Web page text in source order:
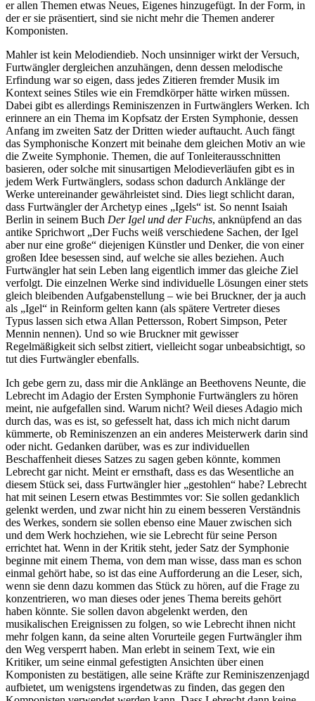
er allen Themen etwas Neues, Eigenes hinzugefügt. In der Form, in
der er sie präsentiert, sind sie nicht mehr die Themen anderer
Komponisten.
Mahler ist kein Melodiendieb. Noch unsinniger wirkt der Versuch,
Furtwängler dergleichen anzuhängen, denn dessen melodische
Erfindung war so eigen, dass jedes Zitieren fremder Musik im
Kontext seines Stiles wie ein Fremdkörper hätte wirken müssen.
Dabei gibt es allerdings Reminiszenzen in Furtwänglers Werken. Ich
erinnere an ein Thema im Kopfsatz der Ersten Symphonie, dessen
Anfang im zweiten Satz der Dritten wieder auftaucht. Auch fängt
das Symphonische Konzert mit beinahe dem gleichen Motiv an wie
die Zweite Symphonie. Themen, die auf Tonleiterausschnitten
basieren, oder solche mit sinusartigen Melodieverläufen gibt es in
jedem Werk Furtwänglers, sodass schon dadurch Anklänge der
Werke untereinander gewährleistet sind. Dies liegt schlicht daran,
dass Furtwängler der Archetyp eines „Igels“ ist. So nennt Isaiah
Berlin in seinem Buch Der Igel und der Fuchs, anknüpfend an das
antike Sprichwort „Der Fuchs weiß verschiedene Sachen, der Igel
aber nur eine große“ diejenigen Künstler und Denker, die von einer
großen Idee besessen sind, auf welche sie alles beziehen. Auch
Furtwängler hat sein Leben lang eigentlich immer das gleiche Ziel
verfolgt. Die einzelnen Werke sind individuelle Lösungen einer stets
gleich bleibenden Aufgabenstellung – wie bei Bruckner, der ja auch
als „Igel“ in Reinform gelten kann (als spätere Vertreter dieses
Typus lassen sich etwa Allan Pettersson, Robert Simpson, Peter
Mennin nennen). Und so wie Bruckner mit gewisser
Regelmäßigkeit sich selbst zitiert, vielleicht sogar unbeabsichtigt, so
tut dies Furtwängler ebenfalls.
Ich gebe gern zu, dass mir die Anklänge an Beethovens Neunte, die
Lebrecht im Adagio der Ersten Symphonie Furtwänglers zu hören
meint, nie aufgefallen sind. Warum nicht? Weil dieses Adagio mich
durch das, was es ist, so gefesselt hat, dass ich mich nicht darum
kümmerte, ob Reminiszenzen an ein anderes Meisterwerk darin sind
oder nicht. Gedanken darüber, was es zur individuellen
Beschaffenheit dieses Satzes zu sagen geben könnte, kommen
Lebrecht gar nicht. Meint er ernsthaft, dass es das Wesentliche an
diesem Stück sei, dass Furtwängler hier „gestohlen“ habe? Lebrecht
hat mit seinen Lesern etwas Bestimmtes vor: Sie sollen gedanklich
gelenkt werden, und zwar nicht hin zu einem besseren Verständnis
des Werkes, sondern sie sollen ebenso eine Mauer zwischen sich
und dem Werk hochziehen, wie sie Lebrecht für seine Person
errichtet hat. Wenn in der Kritik steht, jeder Satz der Symphonie
beginne mit einem Thema, von dem man wisse, dass man es schon
einmal gehört habe, so ist das eine Aufforderung an die Leser, sich,
wenn sie denn dazu kommen das Stück zu hören, auf die Frage zu
konzentrieren, wo man dieses oder jenes Thema bereits gehört
haben könnte. Sie sollen davon abgelenkt werden, den
musikalischen Ereignissen zu folgen, so wie Lebrecht ihnen nicht
mehr folgen kann, da seine alten Vorurteile gegen Furtwängler ihm
den Weg versperrt haben. Man erlebt in seinem Text, wie ein
Kritiker, um seine einmal gefestigten Ansichten über einen
Komponisten zu bestätigen, alle seine Kräfte zur Reminiszenzenjagd
aufbietet, um wenigstens irgendetwas zu finden, das gegen den